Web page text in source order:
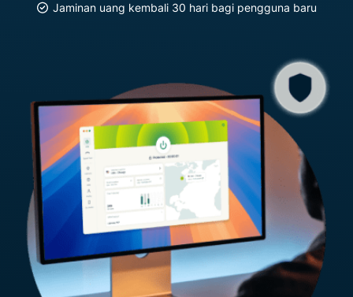
Jaminan uang kembali 30 hari bagi pengguna baru